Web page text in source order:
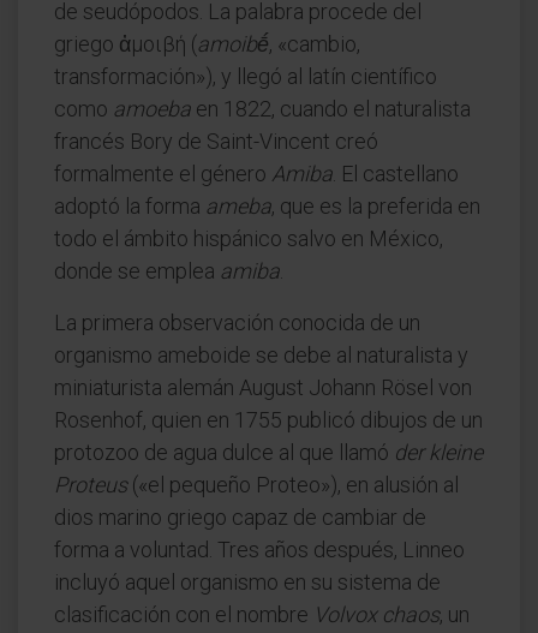
de seudópodos. La palabra procede del
griego ἀμοιβή (amoibḗ, «cambio,
transformación»), y llegó al latín científico
como amoeba en 1822, cuando el naturalista
francés Bory de Saint-Vincent creó
formalmente el género Amiba . El castellano
adoptó la forma ameba, que es la preferida en
todo el ámbito hispánico salvo en México,
donde se emplea amiba
La primera observación conocida de un
organismo ameboide se debe al naturalista y
miniaturista alemán August Johann Rösel von
Rosenhof, quien en 1755 publicó dibujos de un
protozoo de agua dulce al que llamó der kleine
Proteus(«el pequeño Proteo»), en alusión al
dios marino griego capaz de cambiar de
forma a voluntad. Tres años después, Linneo
incluyó aquel organismo en su sistema de
clasificación con el nombre Volvox chaos, un